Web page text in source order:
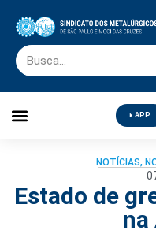
APP
NOTÍCIAS,
Estado de
na